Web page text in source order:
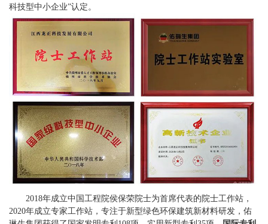
科技型中小企业”认定。
2018年成立中国工程院侯保荣院士为首席代表的院士工作站，
2020年成立专家工作站，专注于新型绿色环保建筑新材料研发，佑